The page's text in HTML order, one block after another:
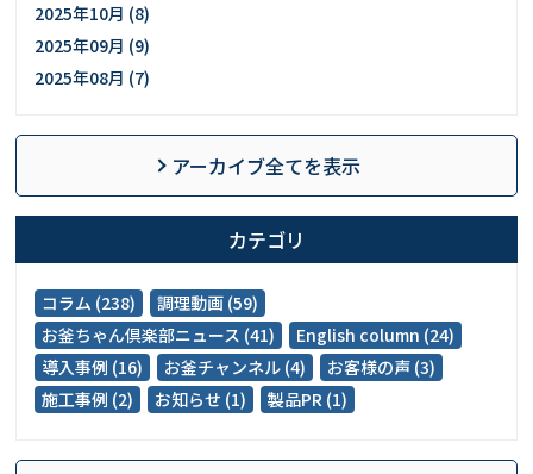
2025年10月 (8)
2025年09月 (9)
2025年08月 (7)
アーカイブ全てを表示
カテゴリ
コラム (238)
調理動画 (59)
お釜ちゃん倶楽部ニュース (41)
English column (24)
導入事例 (16)
お釜チャンネル (4)
お客様の声 (3)
施工事例 (2)
お知らせ (1) 製品PR (1)